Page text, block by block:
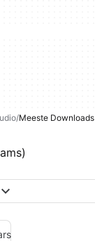
Meeste Downloads